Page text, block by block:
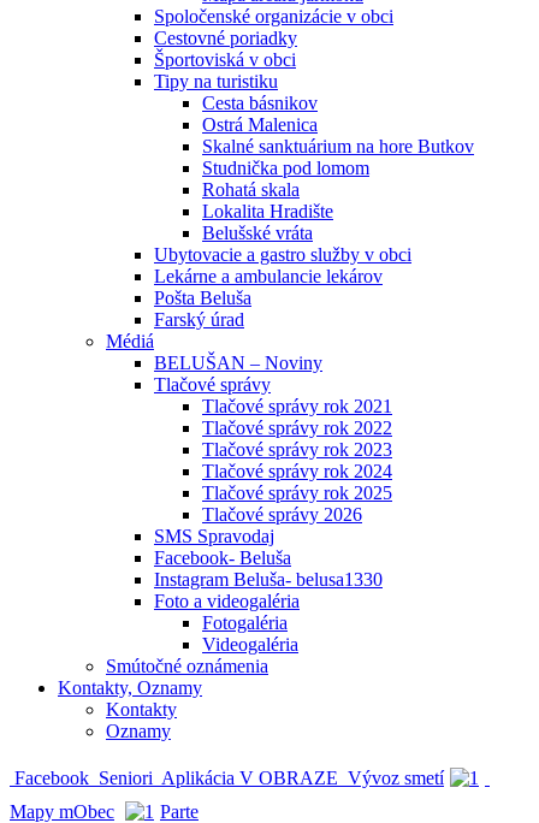
Spoločenské organizácie v obci
Cestovné poriadky
Športoviská v obci
Tipy na turistiku
Cesta básnikov
Ostrá Malenica
Skalné sanktuárium na hore Butkov
Studnička pod lomom
Rohatá skala
Lokalita Hradište
Belušské vráta
Ubytovacie a gastro služby v obci
Lekárne a ambulancie lekárov
Pošta Beluša
Farský úrad
Médiá
BELUŠAN – Noviny
Tlačové správy
Tlačové správy rok 2021
Tlačové správy rok 2022
Tlačové správy rok 2023
Tlačové správy rok 2024
Tlačové správy rok 2025
Tlačové správy 2026
SMS Spravodaj
Facebook- Beluša
Instagram Beluša- belusa1330
Foto a videogaléria
Fotogaléria
Videogaléria
Smútočné oznámenia
Kontakty, Oznamy
Kontakty
Oznamy
Facebook Seniori Aplikácia V OBRAZE Vývoz smetí
Mapy mObec
Parte